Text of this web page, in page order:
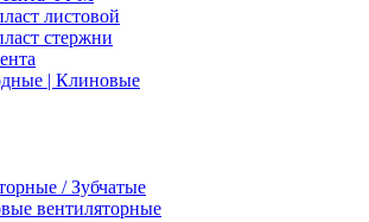
листовой
стержни
| Клиновые
/ Зубчатые
вентиляторные